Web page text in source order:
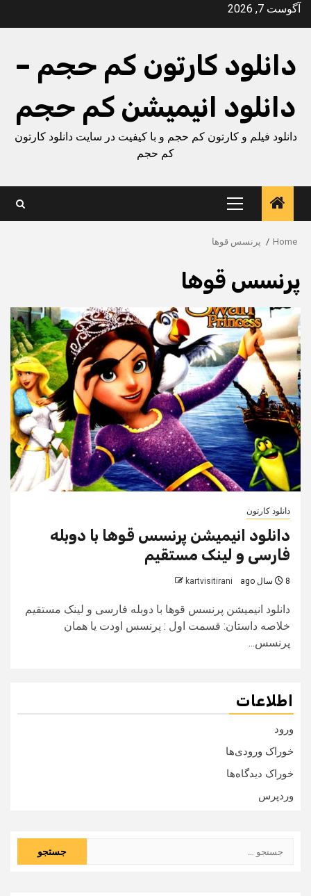
Skipآگوست 7, 2026
دانلود کارتون کم حجم –
دانلود انیمیشن کم حجم
دانلود فیلم و کارتون کم حجم و با کیفیت در سایت دانلود کارتون
کم حجم
Primary
Menu
Home پرنسس قوها
پرنسس قوها
دانلود کارتون
دانلود انیمیشن پرنسس قوها با دوبله
فارسی و لینک مستقیم
8 سال ago kartvisitirani
دانلود انیمیشن پرنسس قوها با دوبله فارسی و لینک مستقیم
خلاصه داستان: قسمت اول : پرنسس اودت یا همان
پرنسس...
اطلاعات
ورود
خوراک ورودی‌ها
خوراک دیدگاه‌ها
وردپرس